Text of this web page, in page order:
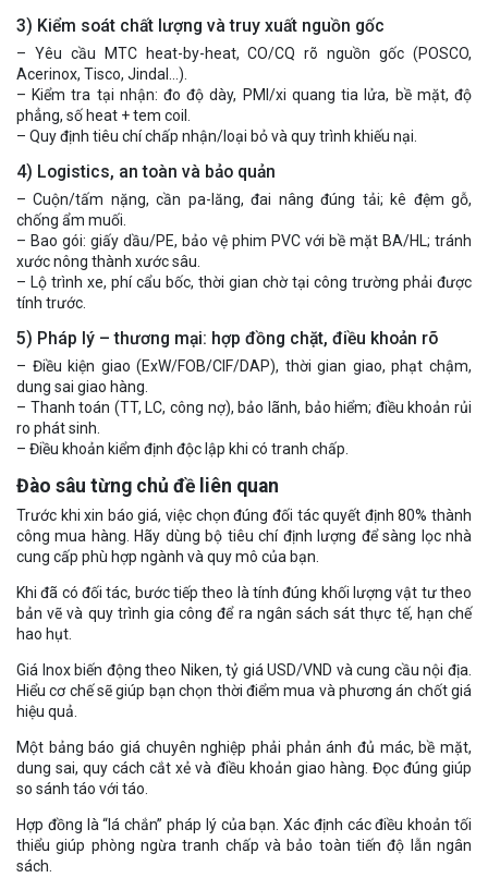
3) Kiểm soát chất lượng và truy xuất nguồn gốc
– Yêu cầu MTC heat-by-heat, CO/CQ rõ nguồn gốc (POSCO,
Acerinox, Tisco, Jindal…).
– Kiểm tra tại nhận: đo độ dày, PMI/xi quang tia lửa, bề mặt, độ
phẳng, số heat + tem coil.
– Quy định tiêu chí chấp nhận/loại bỏ và quy trình khiếu nại.
4) Logistics, an toàn và bảo quản
– Cuộn/tấm nặng, cần pa-lăng, đai nâng đúng tải; kê đệm gỗ,
chống ẩm muối.
– Bao gói: giấy dầu/PE, bảo vệ phim PVC với bề mặt BA/HL; tránh
xước nông thành xước sâu.
– Lộ trình xe, phí cẩu bốc, thời gian chờ tại công trường phải được
tính trước.
5) Pháp lý – thương mại: hợp đồng chặt, điều khoản rõ
– Điều kiện giao (ExW/FOB/CIF/DAP), thời gian giao, phạt chậm,
dung sai giao hàng.
– Thanh toán (TT, LC, công nợ), bảo lãnh, bảo hiểm; điều khoản rủi
ro phát sinh.
– Điều khoản kiểm định độc lập khi có tranh chấp.
Đào sâu từng chủ đề liên quan
Trước khi xin báo giá, việc chọn đúng đối tác quyết định 80% thành
công mua hàng. Hãy dùng bộ tiêu chí định lượng để sàng lọc nhà
cung cấp phù hợp ngành và quy mô của bạn.
Khi đã có đối tác, bước tiếp theo là tính đúng khối lượng vật tư theo
bản vẽ và quy trình gia công để ra ngân sách sát thực tế, hạn chế
hao hụt.
Giá Inox biến động theo Niken, tỷ giá USD/VND và cung cầu nội địa.
Hiểu cơ chế sẽ giúp bạn chọn thời điểm mua và phương án chốt giá
hiệu quả.
Một bảng báo giá chuyên nghiệp phải phản ánh đủ mác, bề mặt,
dung sai, quy cách cắt xẻ và điều khoản giao hàng. Đọc đúng giúp
so sánh táo với táo.
Hợp đồng là “lá chắn” pháp lý của bạn. Xác định các điều khoản tối
thiểu giúp phòng ngừa tranh chấp và bảo toàn tiến độ lẫn ngân
sách.